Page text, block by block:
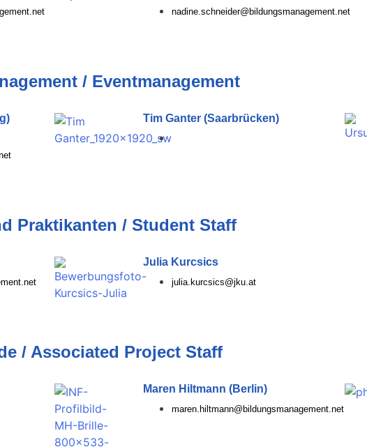
nadine.schneider@bildungsmanagement.net
/ Eventmanagement
Tim Ganter (Saarbrücken)
Praktikanten / Student Staff
Julia Kurcsics
julia.kurcsics@jku.at
/ Associated Project Staff
Maren Hiltmann (Berlin)
maren.hiltmann@bildungsmanagement.net